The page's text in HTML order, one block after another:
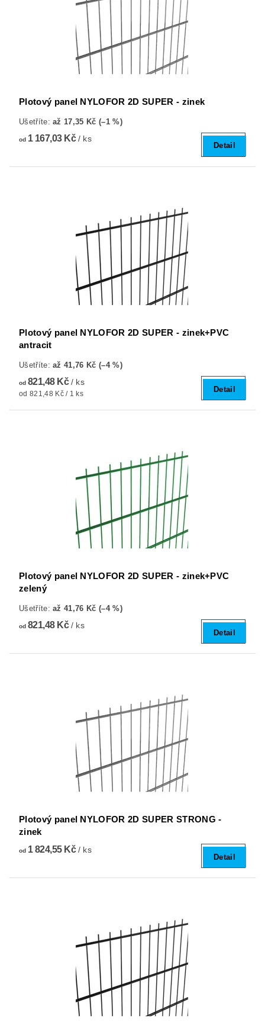
Plotový panel NYLOFOR 2D SUPER - zinek
Ušetříte:až 17,35 Kč (–1 %)
od1 167,03 Kč/ ks
Detail
Plotový panel NYLOFOR 2D SUPER - zinek+PVC
antracit
Ušetříte:až 41,76 Kč (–4 %)
od821,48 Kč/ ks
od 821,48 Kč / 1 ks
Detail
Plotový panel NYLOFOR 2D SUPER - zinek+PVC
zelený
Ušetříte:až 41,76 Kč (–4 %)
od821,48 Kč/ ks
Detail
Plotový panel NYLOFOR 2D SUPER STRONG -
zinek
od1 824,55 Kč/ ks
Detail